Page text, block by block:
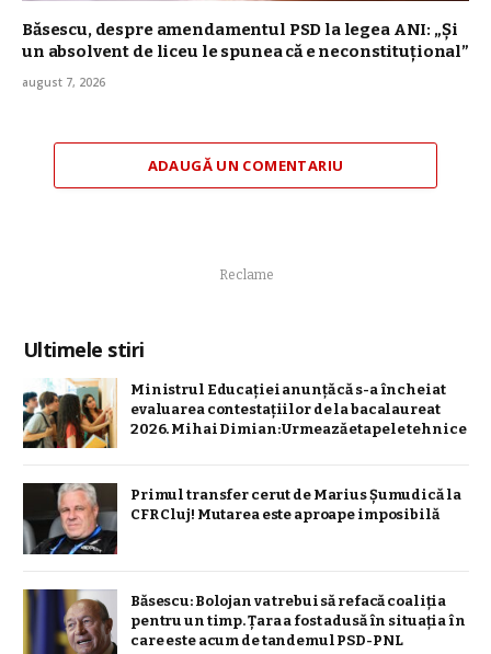
Băsescu, despre amendamentul PSD la legea ANI: „Și
un absolvent de liceu le spunea că e neconstituţional”
august 7, 2026
ADAUGĂ UN COMENTARIU
Reclame
Ultimele stiri
Ministrul Educației anunță că s-a încheiat
evaluarea contestațiilor de la bacalaureat
2026. Mihai Dimian: Urmează etapele tehnice
Primul transfer cerut de Marius Șumudică la
CFR Cluj! Mutarea este aproape imposibilă
Băsescu: Bolojan va trebui să refacă coaliţia
pentru un timp. Țara a fost adusă în situaţia în
care este acum de tandemul PSD-PNL